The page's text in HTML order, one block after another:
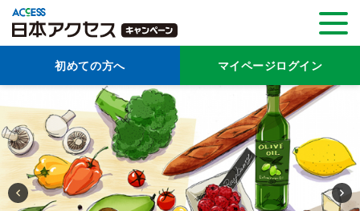
初めての方へ マイページログイン